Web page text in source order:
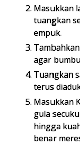
Masukkan
tuangkan
empuk.
agar
Tuangkan
terus
Masukkan
gula
hingga
benar